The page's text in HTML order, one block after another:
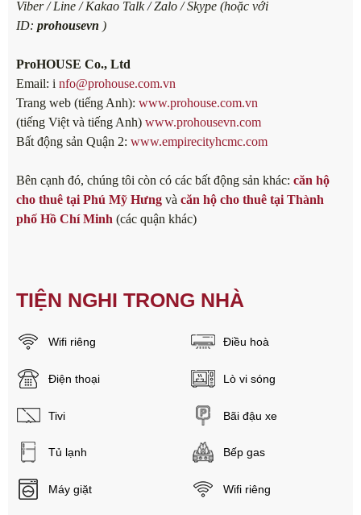
Viber / Line / Kakao Talk / Zalo / Skype (hoặc với
ID: prohousevn )
ProHOUSE Co., Ltd
Email: i nfo@prohouse.com.vn
Trang web (tiếng Anh): www.prohouse.com.vn
(tiếng Việt và tiếng Anh) www.prohousevn.com
Bất động sản Quận 2: www.empirecityhcmc.com
Bên cạnh đó, chúng tôi còn có các bất động sản khác: căn hộ
cho thuê tại Phú Mỹ Hưng và căn hộ cho thuê tại Thành
phố Hồ Chí Minh (các quận khác)
TIỆN NGHI TRONG NHÀ
Wifi riêng Điều hoà
Điện thoại Lò vi sóng
Tivi Bãi đậu xe
Tủ lạnh Bếp gas
Máy giặt Wifi riêng